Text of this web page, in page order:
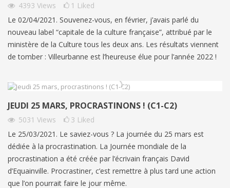
4393 Views 1 Liked
Le 02/04/2021. Souvenez-vous, en février, j’avais parlé du
nouveau label “capitale de la culture française”, attribué par le
ministère de la Culture tous les deux ans. Les résultats viennent
de tomber : Villeurbanne est l’heureuse élue pour l’année 2022 !
JEUDI 25 MARS, PROCRASTINONS ! (C1-C2)
5031 Views 3 Liked
Le 25/03/2021. Le saviez-vous ? La journée du 25 mars est
dédiée à la procrastination. La Journée mondiale de la
procrastination a été créée par l’écrivain français David
d’Equainville. Procrastiner, c’est remettre à plus tard une action
que l’on pourrait faire le jour même.